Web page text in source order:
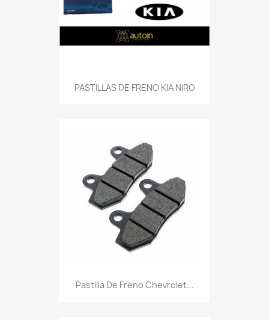
PASTILLAS DE FRENO KIA NIRO
Pastilla De Freno Chevrolet...